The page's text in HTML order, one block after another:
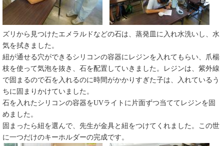
ズリから見つけたエメラルドなどの石は、蒸発皿に入れ水洗いし、水
気を拭きました。
紐が通せる穴ができるシリコンの容器にレジンを入れてもらい、爪楊
枝を使って気泡を抜き、石を配置していきました。レジンは、紫外線
で固まるので石を入れるのに時間がかかりすぎた子は、入れているう
ちに固まりかけていました。
石を入れたシリコンの容器をUVライトに片面ずつ当ててレジンを固
めました。
固まったら紐を選んで、先生が金具と紐をつけてくれました。この世
に一つだけのキーホルダーの完成です。